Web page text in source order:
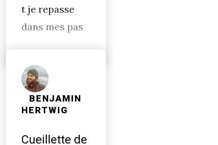
t je repasse
dans mes pas
BENJAMIN
HERTWIG
Cueillette de